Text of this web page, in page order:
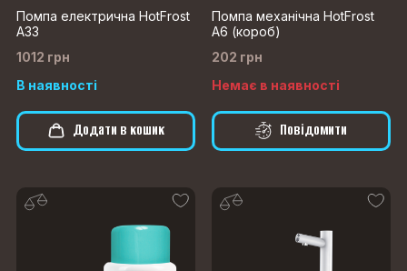
Помпа електрична HotFrost
A33
Помпа механічна HotFrost
А6 (короб)
1012 грн
202 грн
В наявності
Додати в кошик
Немає в наявності
Повідомити